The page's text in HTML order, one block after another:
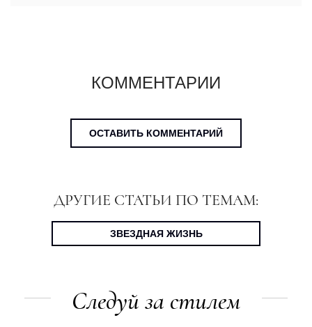
КОММЕНТАРИИ
ОСТАВИТЬ КОММЕНТАРИЙ
ДРУГИЕ СТАТЬИ ПО ТЕМАМ:
ЗВЕЗДНАЯ ЖИЗНЬ
Следуй за стилем